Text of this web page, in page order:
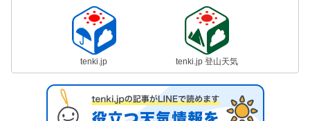
tenki.jp tenki.jp 登山天気